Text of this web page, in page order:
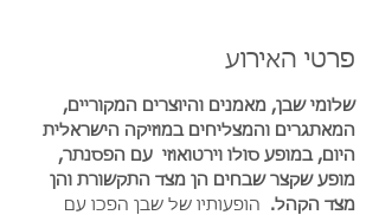
פרטי האירוע
שלומי שבן, מאמנים והיוצרים המקוריים,
המאתגרים והמצליחים במוזיקה הישראלית
היום, במופע סולו וירטואוזי  עם הפסנתר,
מופע שקצר שבחים הן מצד התקשורת והן
מצד הקהל.
הופעותיו של שבן הפכו עם